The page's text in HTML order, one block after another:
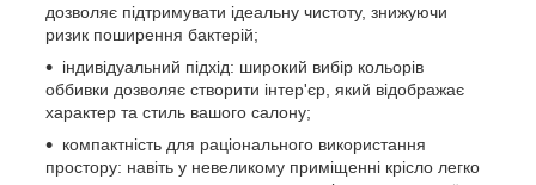
дозволяє підтримувати ідеальну чистоту, знижуючи
ризик поширення бактерій;
індивідуальний підхід: широкий вибір кольорів
оббивки дозволяє створити інтер'єр, який відображає
характер та стиль вашого салону;
компактність для раціонального використання
простору: навіть у невеликому приміщенні крісло легко